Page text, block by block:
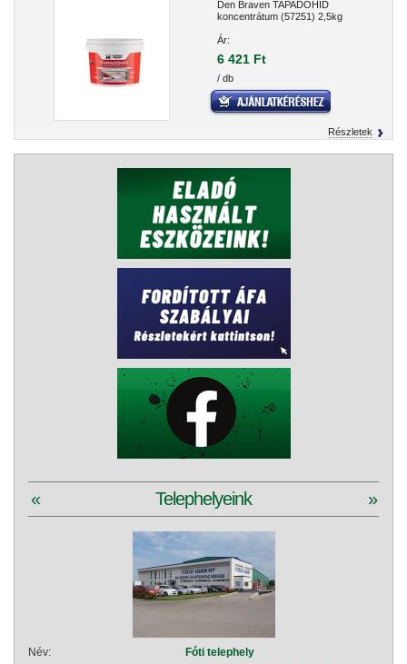
Den Braven TAPADÓHÍD
koncentrátum (57251) 2,5kg
Ár:
6 421 Ft
/ db
Részletek
Telephelyeink
« »
Név:
Fóti telephely